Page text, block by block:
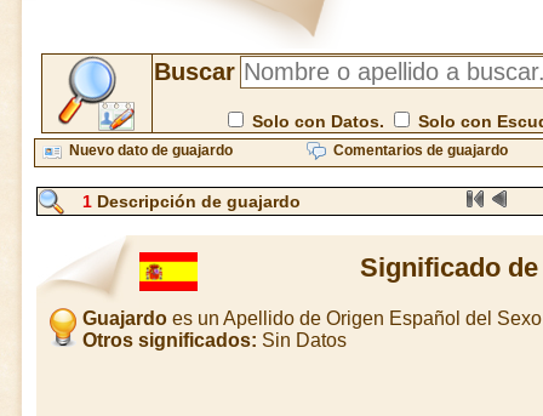
Buscar
Solo con Datos. Solo con
Nuevo dato de guajardo Comentarios de guajardo
1Descripción de guajardo
Significado
Guajardo es un Apellido de Origen Español del
Otros significados: Sin Datos